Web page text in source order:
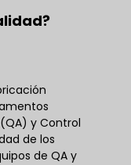
y Control
de los
de QA y